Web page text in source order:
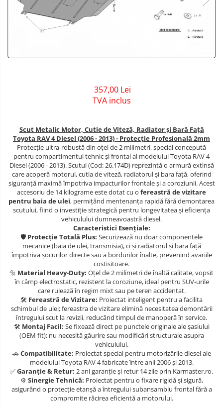
Carlige Dacia
Carlige Daewoo
Carlige Fiat
Carlige Ford
Carlige Honda
Carlige Hyundai
Carlige Infiniti
Carlige Isuzu
Carlige Iveco
Carlige Jaecoo
Carlige Jaecoo 5
Carlige Jaecoo 7
Carlige Jaecoo E5
Carlige Jeep
Carlige Kia EV4
Carlige Kia EV5
Carlige Kia PV5
Covorase auto Jeep
Covorase auto Kia
Covorase auto Land Rover
Covorase auto Mazda
Covorase auto Opel
Covorase auto Peugeot
Covorase auto Porsche
Covorase auto Renault
Covorase auto Saab
Covorase auto Seat
Covorase auto Skoda
Covorase auto Subaru
Covorase auto Suzuki
Covorase auto Toyota
Covorase auto Volvo
Covorase auto Vw
Scut motor DFSK
Scut motor Dodge
Scut motor Isuzu
Scut motor Iveco
Scut motor Jeep
Scut motor Kia
Scut motor Lada
Scut motor Lancia
Scut motor Land-Rover
Scut motor Leapmotor
Scut motor Lexus
Scut motor MAN
Scut motor Maxus
Scut motor Mercedes
Scut motor MG
Scut motor Mini
357,00 Lei
TVA inclus
Scut Metalic Motor, Cutie de Viteză, Radiator și Bară Față
Toyota RAV 4 Diesel (2006 - 2013) - Protecție Profesională 2mm
Protecție ultra-robustă din oțel de 2 milimetri, special concepută
pentru compartimentul tehnic și frontal al modelului Toyota RAV 4
Diesel (2006 - 2013). Scutul (Cod: 26.174D) reprezintă o armură extinsă
care acoperă motorul, cutia de viteză, radiatorul și bara față, oferind
siguranță maximă împotriva impacturilor frontale și a coroziunii. Acest
accesoriu de 14 kilograme este dotat cu o fereastră de vizitare
pentru baia de ulei, permițând mentenanța rapidă fără demontarea
scutului, fiind o investiție strategică pentru longevitatea și eficiența
vehiculului dumneavoastră diesel.
Caracteristici Esențiale:
🛡️ Protecție Totală Plus: Securizează nu doar componentele
mecanice (baia de ulei, transmisia), ci și radiatorul și bara față
împotriva șocurilor directe sau a bordurilor înalte, prevenind avariile
costisitoare.
🔩 Material Heavy-Duty: Oțel de 2 milimetri de înaltă calitate, vopsit
în câmp electrostatic, rezistent la coroziune, ideal pentru SUV-urile
care rulează în regim mixt sau pe teren accidentat.
🛠️ Fereastră de Vizitare: Proiectat inteligent pentru a facilita
schimbul de ulei; fereastra de vizitare elimină necesitatea demontării
întregului scut la revizii, reducând timpul de manoperă în service.
🛠️ Montaj Facil: Se fixează direct pe punctele originale ale șasiului
(OEM fit); nu necesită găurire sau modificări structurale asupra
vehiculului.
🚗Compatibilitate: Proiectat special pentru motorizările diesel ale
modelului Toyota RAV 4 fabricate între anii 2006 și 2013.
✅Garanție & Retur: 2 ani garanție și retur 14 zile prin Karmaster.ro.
⚙️ Sinergie Tehnică: Proiectat pentru o fixare rigidă și sigură,
asigurând o protecție etanșă a întregului subansamblu frontal fără a
compromite răcirea eficientă a motorului.